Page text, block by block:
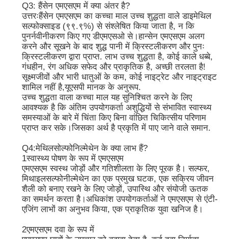
एमएसएम ग्लूकोसामाइन चोंड्रोइटिन
MSM संयुक्त पूरक घोड़ों के लिए
एमएसएम हेयर पाउडर
एमएसएम कार्बनिक सल्फर
शुद्ध एमएसएम क्रिस्टल
Q3: हैंसेन एमएसएम में क्या अंतर है?
उत्तरःहैंसेन एमएसएम का कच्चा माल उच्च शुद्धता वाले डाइमेथिल
सल्फोक्साइड (९९.९%) से संश्लेषित किया जाता है, न कि
पुनर्नवीनीकरण किए गए डीएमएसओ से।हान्सेन एमएसएम अलग
करने और सूखने के बाद शुद्ध पानी में क्रिस्टलीकरण और पुनः
क्रिस्टलीकरण द्वारा प्राप्त. लाभ उच्च शुद्धता है, कोई काले धब्बे,
गंधहीन, रंग अधिक सफेद और प्राकृतिक है, अच्छी तरलता है!
सूक्ष्मजीवों और भारी धातुओं के कम, कोई नाइट्रेट और नाइट्राइट
शामिल नहीं है,यूएसपी मानक के अनुरूप.
उच्च शुद्धता वाला कच्चा माल यह सुनिश्चित करने के लिए
आवश्यक है कि अंतिम उपयोगकर्ता अशुद्धियों से संभावित स्वास्थ्य
समस्याओं के बारे में चिंता किए बिना वांछित चिकित्सीय परिणाम
प्राप्त कर सके।जिसका अर्थ है प्रकृति में पाए जाने वाले समान.
Q4:मेथिलसोल्फोनिल्मेथेन के क्या लाभ हैं?
1स्वास्थ्य पोषण के रूप में एमएसएम
एमएसएम स्वस्थ जोड़ों और गतिशीलता के लिए पूरक है। सल्फर,
मिथाइलसल्फोनील्मेथेन का एक प्रमुख घटक, एक सक्रिय जीवन
शैली को बनाए रखने के लिए जोड़ों, उपास्थि और संयोजी ऊतक
का समर्थन करता है।अधिकांश उपयोगकर्ताओं ने एमएसएम से एंटी-
एजिंग लाभों का अनुभव किया, एक प्राकृतिक युवा खनिज है।
2एमएसएम दवा के रूप में